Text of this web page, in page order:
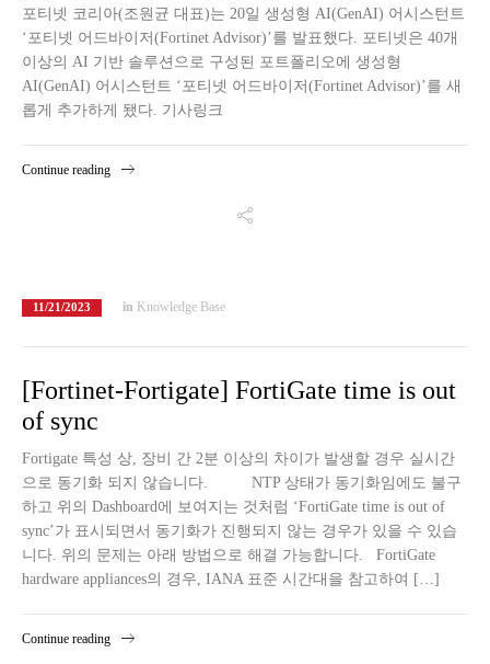
포티넷 코리아(조원균 대표)는 20일 생성형 AI(GenAI) 어시스턴트
‘포티넷 어드바이저(Fortinet Advisor)’를 발표했다. 포티넷은 40개
이상의 AI 기반 솔루션으로 구성된 포트폴리오에 생성형
AI(GenAI) 어시스턴트 ‘포티넷 어드바이저(Fortinet Advisor)’를 새
롭게 추가하게 됐다. 기사링크
Continue reading
11/21/2023 in Knowledge Base
[Fortinet-Fortigate] FortiGate time is out
of sync
Fortigate 특성 상, 장비 간 2분 이상의 차이가 발생할 경우 실시간
으로 동기화 되지 않습니다. NTP 상태가 동기화임에도 불구
하고 위의 Dashboard에 보여지는 것처럼 ‘FortiGate time is out of
sync’가 표시되면서 동기화가 진행되지 않는 경우가 있을 수 있습
니다. 위의 문제는 아래 방법으로 해결 가능합니다. FortiGate
hardware appliances의 경우, IANA 표준 시간대을 참고하여 […]
Continue reading